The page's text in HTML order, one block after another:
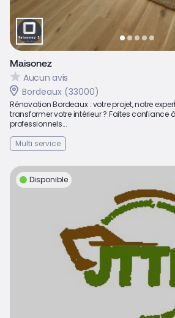
Maisonez
Aucun avis
Bordeaux (33000)
Rénovation Bordeaux : votre projet, notre
transformer votre intérieur ? Faites confiance
professionnels...
Multi service
Disponible